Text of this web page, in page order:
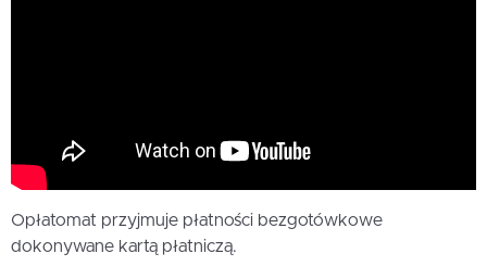
Opłatomat przyjmuje płatności bezgotówkowe
dokonywane kartą płatniczą.